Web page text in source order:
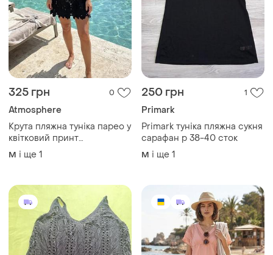
325 грн 0
Atmosphere
Крута пляжна туніка парео у
квітковий принт
atmosphere m l
M і ще 1
250 грн 1
Primark
Primark туніка пляжна сукня
сарафан р 38-40 сток
M і ще 1